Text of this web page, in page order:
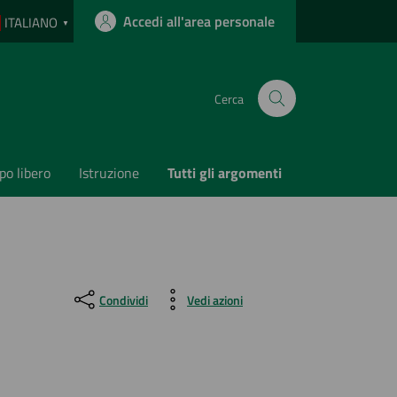
ITALIANO ▼ Accedi all'area personale
Cerca
libero Istruzione Tutti gli argomenti
Condividi Vedi azioni